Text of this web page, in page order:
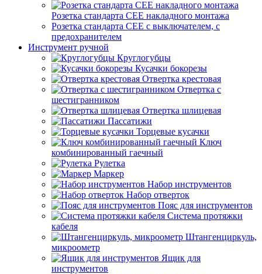
Розетка стандарта СЕЕ накладного монтажа
Розетка стандарта СЕЕ с выключателем, с
предохранителем
Инструмент ручной
Круглогубцы
Кусачки бокорезы
Отвертка крестовая
Отвертка с
шестигранником
Отвертка шлицевая
Пассатижи
Торцевые кусачки
Ключ
комбинированный гаечный
Рулетка
Маркер
Набор инструментов
Набор отверток
Пояс для инструментов
Система протяжки
кабеля
Штангенциркуль,
микроометр
Ящик для
инструментов